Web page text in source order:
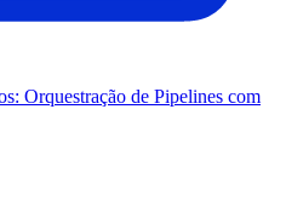
Orquestração de Pipelines com